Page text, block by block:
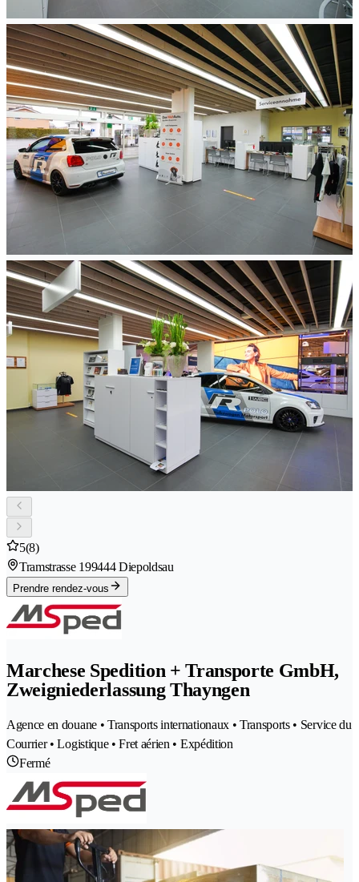
5(8)
Tramstrasse 199444 Diepoldsau
Prendre rendez-vous
Marchese Spedition + Transporte GmbH,
Zweigniederlassung Thayngen
Agence en douane • Transports internationaux • Transports • Service du
Courrier • Logistique • Fret aérien • Expédition
Fermé